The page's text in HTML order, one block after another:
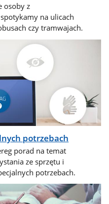
osoby z
na ulicach
czy tramwajach.
potrzebach
porad na temat
ze sprzętu i
potrzebach.